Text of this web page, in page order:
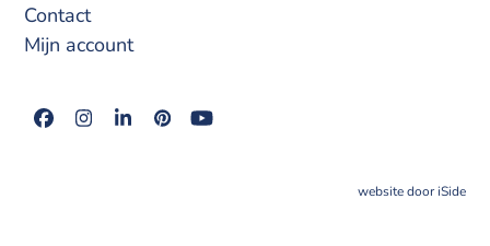
Contact
Mijn account
Facebook
Instagram
LinkedIn
PinterestYouTube
website door iSide